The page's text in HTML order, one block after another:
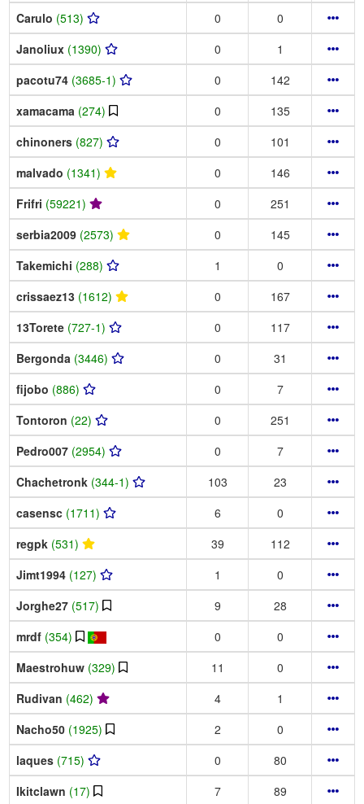
Carulo (513) 0
0
Janoliux (1390) 0
1
pacotu74 (3685-1) 0
142
xamacama (274) 0
135
chinoners (827) 0
101
malvado (1341) 0
146
Frifri (59221) 0
251
serbia2009 (2573) 0
145
Takemichi (288) 1
0
crissaez13 (1612) 0
167
13Torete (727-1) 0
117
Bergonda (3446) 0
31
fijobo (886) 0
7
Tontoron (22) 0
251
Pedro007 (2954) 0
7
Chachetronk (344-1) 103
23
casensc (1711) 6
0
regpk (531) 39
112
Jimt1994 (127) 1
0
Jorghe27 (517) 9
28
mrdf (354) 0
0
Maestrohuw (329) 11
0
Rudivan (462) 4
1
Nacho50 (1925) 2
0
laques (715) 0
80
Ikitclawn (17) 7
89